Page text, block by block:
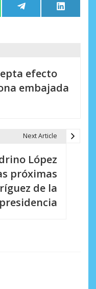
Compartir
en
Telegram
en
LinkedIn
efecto
embajada
Next Article
López
próximas
de la